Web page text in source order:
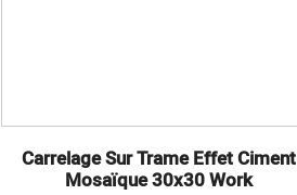
Carrelage Sur Trame Effet Ciment
Mosaïque 30x30 Work